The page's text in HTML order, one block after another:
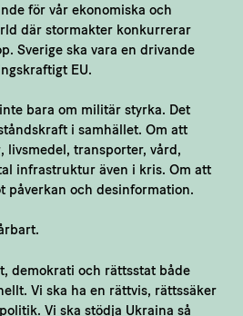
för vår ekonomiska och
där stormakter konkurrerar
Sverige ska vara en drivande
EU.
bara om militär styrka. Det
i samhället. Om att
livsmedel, transporter, vård,
infrastruktur även i kris. Om att
påverkan och desinformation.
demokrati och rättsstat både
Vi ska ha en rättvis, rättssäker
Vi ska stödja Ukraina så